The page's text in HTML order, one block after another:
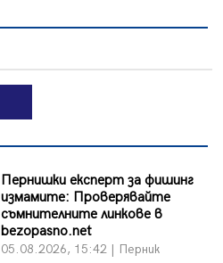
Пернишки експерт за фишинг
измамите: Проверявайте
съмнителните линкове в
bezopasno.net
05.08.2026, 15:42 | Перник